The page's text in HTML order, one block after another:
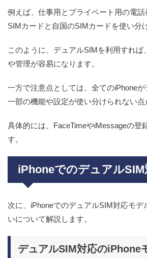
例えば、仕事用とプライベート用の電
SIMカードと自国のSIMカードを使い分
このように、デュアルSIMを利用すれ
や管理が容易になります。
一方で注意点としては、全てのiPhone
一部の機能や設定が使い分けられない点
具体的には、FaceTimeやiMessageの登
す。
iPhoneでのデュアル
次に、iPhoneでのデュアルSIM対応モ
いについて解説します。
デュアルSIM対応のiPhone